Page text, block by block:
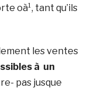
oà¹, tant qu’ils
les ventes
à un
pas jusque